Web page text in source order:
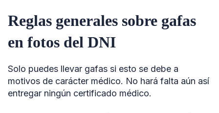
Reglas generales sobre gafas
en fotos del DNI
Solo puedes llevar gafas si esto se debe a
motivos de carácter médico. No hará falta aún así
entregar ningún certificado médico.